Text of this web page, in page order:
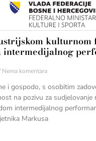
kulturnom
intermedijalnog
Nema komentara
i gospodo, s osobitim
na pozivu za sudjelovanje
intermedijalnog
Markusa